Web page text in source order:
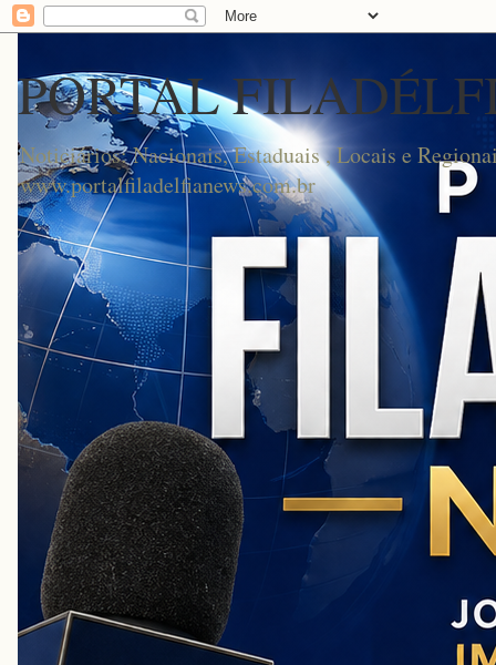
PORTAL
Noticiários: Nacionais, Estaduais , Locais e
www.portalfiladelfianews.com.br